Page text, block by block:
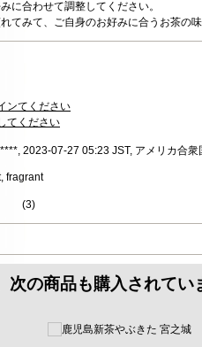
に合わせて調整してください。
てみて、ご自身のお好みに合うお茶の
ンてください
てください
2023-07-27 05:23 JST, アメリカ合衆
fragrant
(3)
次の商品も購入されてい